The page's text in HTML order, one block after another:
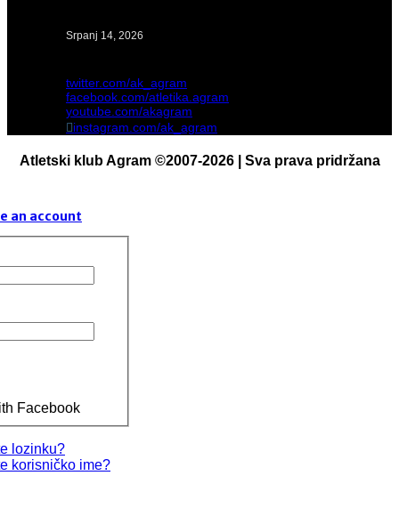
Srpanj 14, 2026
twitter.com/ak_agram
facebook.com/atletika.agram
youtube.com/akagram
instagram.com/ak_agram
Atletski klub Agram ©2007-2026 | Sva prava pridržana
an account
Facebook
lozinku?
korisničko ime?